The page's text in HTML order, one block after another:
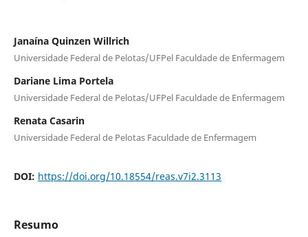
Janaína Quinzen Willrich
Universidade Federal de Pelotas/UFPel Faculdade de Enfermagem
Dariane Lima Portela
Universidade Federal de Pelotas/UFPel Faculdade de Enfermagem
Renata Casarin
Universidade Federal de Pelotas Faculdade de Enfermagem
DOI: https://doi.org/10.18554/reas.v7i2.3113
Resumo